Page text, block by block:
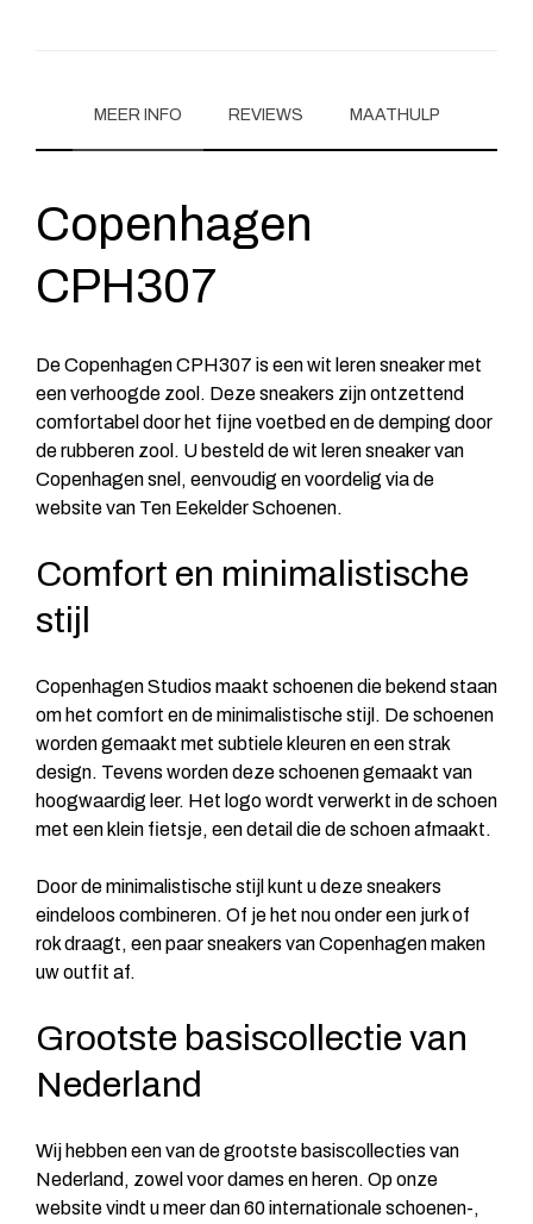
MEER INFO REVIEWS MAATHULP
Copenhagen
CPH307
De Copenhagen CPH307 is een wit leren sneaker met
een verhoogde zool. Deze sneakers zijn ontzettend
comfortabel door het fijne voetbed en de demping door
de rubberen zool. U besteld de wit leren sneaker van
Copenhagen snel, eenvoudig en voordelig via de
website van Ten Eekelder Schoenen.
Comfort en minimalistische
stijl
Copenhagen Studios maakt schoenen die bekend staan
om het comfort en de minimalistische stijl. De schoenen
worden gemaakt met subtiele kleuren en een strak
design. Tevens worden deze schoenen gemaakt van
hoogwaardig leer. Het logo wordt verwerkt in de schoen
met een klein fietsje, een detail die de schoen afmaakt.
Door de minimalistische stijl kunt u deze sneakers
eindeloos combineren. Of je het nou onder een jurk of
rok draagt, een paar sneakers van Copenhagen maken
uw outfit af.
Grootste basiscollectie van
Nederland
Wij hebben een van de grootste basiscollecties van
Nederland, zowel voor dames en heren. Op onze
website vindt u meer dan 60 internationale schoenen-,